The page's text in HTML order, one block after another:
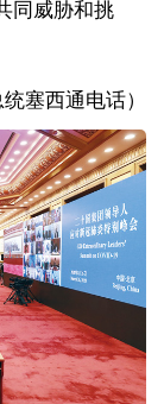
同威胁和挑
塞西通电话）